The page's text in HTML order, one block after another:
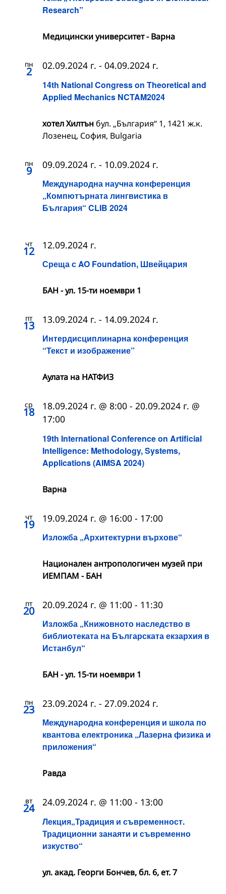
Research”
Медицински университет - Варна
пн
2
14th National Congress on Theoretical and
Applied Mechanics NCTAM2024
02.09.2024 г. - 04.09.2024 г.
хотел Хилтънбул. „България“ 1, 1421 ж.к.
Лозенец, София, Bulgaria
пн
9
Международна научна конференция
„Компютърната лингвистика в
България“ CLIB 2024
09.09.2024 г. - 10.09.2024 г.
чт
12
Среща с AO Foundation, Швейцария
12.09.2024 г.
БАН - ул. 15-ти ноември 1
пт
13
Интердисциплинарна конференция
“Текст и изображение”
13.09.2024 г. - 14.09.2024 г.
Аулата на НАТФИЗ
ср
18
19th International Conference on Artificial
Intelligence: Methodology, Systems,
Applications (AIMSA 2024)
18.09.2024 г. @ 8:00 - 20.09.2024 г. @
17:00
Варна
чт
19
Изложба „Архитектурни върхове“
19.09.2024 г. @ 16:00 - 17:00
Национален антропологичен музей при
ИЕМПАМ - БАН
пт
20
Изложба „Книжовното наследство в
библиотеката на Българската екзархия в
Истанбул“
20.09.2024 г. @ 11:00 - 11:30
БАН - ул. 15-ти ноември 1
пн
23
Международна конференция и школа по
квантова електроника „Лазерна физика и
приложения“
23.09.2024 г. - 27.09.2024 г.
Равда
вт
24
Лекция„Традиция и съвременност.
Традиционни занаяти и съвременно
изкуство“
24.09.2024 г. @ 11:00 - 13:00
ул. акад. Георги Бончев, бл. 6, ет. 7